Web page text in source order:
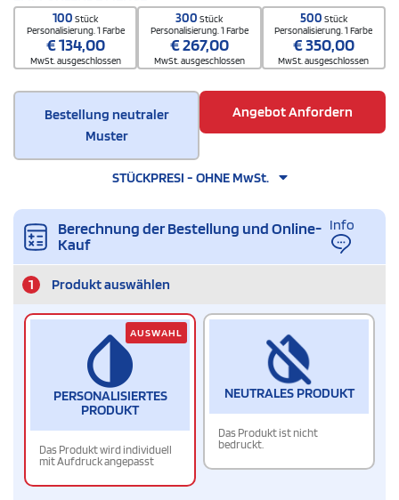
100Stück
Personalisierung. 1 Farbe
€134,00
MwSt. ausgeschlossen
300Stück
Personalisierung. 1 Farbe
€267,00
MwSt. ausgeschlossen
500 Stück
Personalisierung. 1 Farbe
€350,00
MwSt. ausgeschlossen
Bestellung neutraler
Muster
Angebot Anfordern
STÜCKPRESI - OHNE MwSt.
Berechnung der Bestellung und Online-
Kauf
Info
1 Produkt auswählen
PERSONALISIERTES
PRODUKT
Das Produkt wird individuell
mit Aufdruck angepasst
AUSWAHL
NEUTRALES PRODUKT
Das Produkt ist nicht
bedruckt.